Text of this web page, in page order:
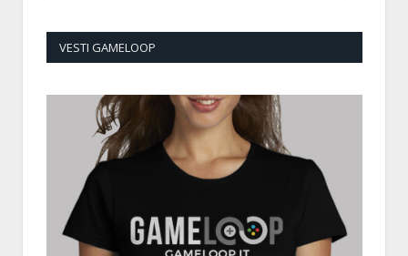
VESTI GAMELOOP